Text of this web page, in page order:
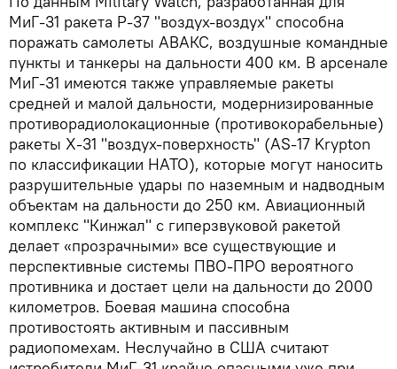
МиГ-31 ракета Р-37 "воздух-воздух" способна
поражать самолеты АВАКС, воздушные командные
пункты и танкеры на дальности 400 км. В арсенале
МиГ-31 имеются также управляемые ракеты
средней и малой дальности, модернизированные
противорадиолокационные (противокорабельные)
ракеты Х-31 "воздух-поверхность" (AS-17 Krypton
по классификации НАТО), которые могут наносить
разрушительные удары по наземным и надводным
объектам на дальности до 250 км. Авиационный
комплекс "Кинжал" с гиперзвуковой ракетой
делает «прозрачными» все существующие и
перспективные системы ПВО-ПРО вероятного
противника и достает цели на дальности до 2000
километров. Боевая машина способна
противостоять активным и пассивным
радиопомехам. Неслучайно в США считают